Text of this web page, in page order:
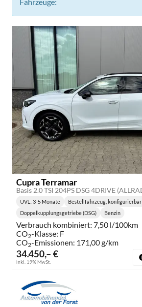
Cupra Terramar
34.450,– €
inkl. 19% MwSt.
Lieferzeit:
UVL : 3-5 Monate Bestellfahrzeug, konfigurierbar
Getriebe:
Doppelkupplungsgetriebe (DSG)
Kraftstoff:
Benzin
Verbrauch kombiniert: 7,50 l/100km
CO2-Klasse: F
CO2-Emissionen: 171,00 g/km